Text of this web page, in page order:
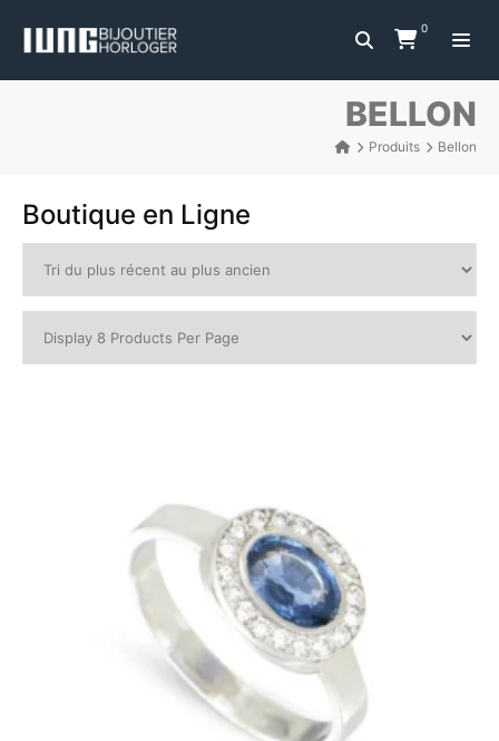
0
BELLON
Produits Bellon
Boutique en Ligne